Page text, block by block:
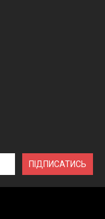
ПІДПИСАТИСЬ